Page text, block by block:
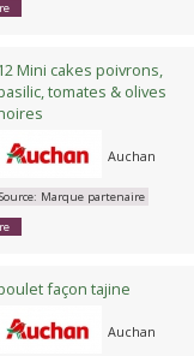
Mini cakes poivrons,
tomates & olives
Auchan
Source: Marque partenaire
façon tajine
Auchan